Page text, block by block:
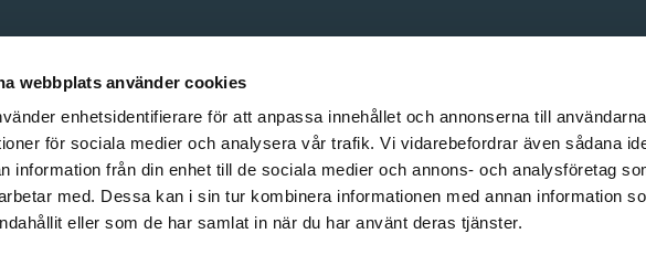
webbplats använder cookies
enhetsidentifierare för att anpassa innehållet och annonserna till
för sociala medier och analysera vår trafik. Vi vidarebefordrar även sådana
information från din enhet till de sociala medier och annons- och analysföretag
med. Dessa kan i sin tur kombinera informationen med annan information
eller som de har samlat in när du har använt deras tjänster.